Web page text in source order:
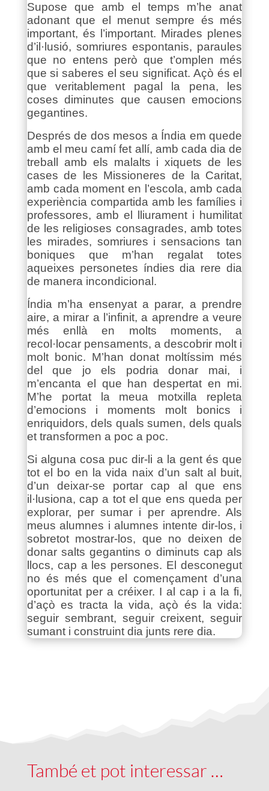
Supose que amb el temps m’he anat
adonant que el menut sempre és més
important, és l’important. Mirades plenes
d’il·lusió, somriures espontanis, paraules
que no entens però que t’omplen més
que si saberes el seu significat. Açò és el
que veritablement pagal la pena, les
coses diminutes que causen emocions
gegantines.
Després de dos mesos a Índia em quede
amb el meu camí fet allí, amb cada dia de
treball amb els malalts i xiquets de les
cases de les Missioneres de la Caritat,
amb cada moment en l’escola, amb cada
experiència compartida amb les famílies i
professores, amb el lliurament i humilitat
de les religioses consagrades, amb totes
les mirades, somriures i sensacions tan
boniques que m’han regalat totes
aqueixes personetes índies dia rere dia
de manera incondicional.
Índia m’ha ensenyat a parar, a prendre
aire, a mirar a l’infinit, a aprendre a veure
més enllà en molts moments, a
recol·locar pensaments, a descobrir molt i
molt bonic. M’han donat moltíssim més
del que jo els podria donar mai, i
m’encanta el que han despertat en mi.
M’he portat la meua motxilla repleta
d’emocions i moments molt bonics i
enriquidors, dels quals sumen, dels quals
et transformen a poc a poc.
Si alguna cosa puc dir-li a la gent és que
tot el bo en la vida naix d’un salt al buit,
d’un deixar-se portar cap al que ens
il·lusiona, cap a tot el que ens queda per
explorar, per sumar i per aprendre. Als
meus alumnes i alumnes intente dir-los, i
sobretot mostrar-los, que no deixen de
donar salts gegantins o diminuts cap als
llocs, cap a les persones. El desconegut
no és més que el començament d’una
oportunitat per a créixer. I al cap i a la fi,
d’açò es tracta la vida, açò és la vida:
seguir sembrant, seguir creixent, seguir
sumant i construint dia junts rere dia.
També et pot interessar …